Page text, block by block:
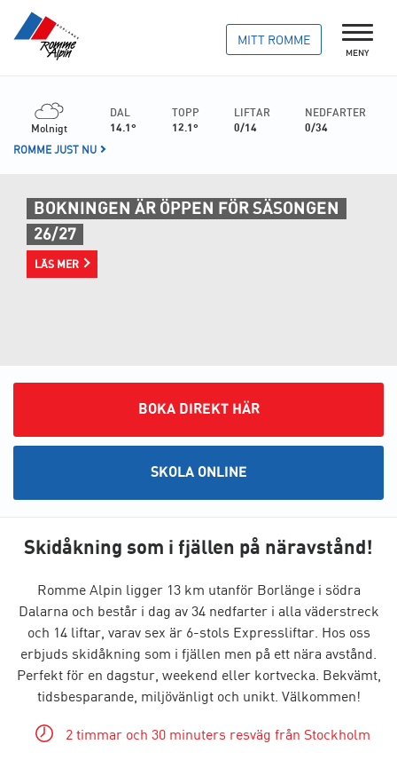
MITT ROMME
MENY
Molnigt
DAL
14.1
TOPP
12.1
LIFTAR
0/14
NEDFARTER
0/34
ROMME JUST NU
BOKNINGEN ÄR ÖPPEN FÖR SÄSONGEN
26/27
LÄS MER
BOKA DIREKT HÄR
SKOLA ONLINE
Skidåkning som i fjällen på näravstånd!
Romme Alpin ligger 13 km utanför Borlänge i södra
Dalarna och består i dag av 34 nedfarter i alla väderstreck
och 14 liftar, varav sex är 6-stols Expressliftar. Hos oss
erbjuds skidåkning som i fjällen men på ett nära avstånd.
Perfekt för en dagstur, weekend eller kortvecka. Bekvämt,
tidsbesparande, miljövänligt och unikt. Välkommen!
2 timmar och 30 minuters resväg från Stockholm